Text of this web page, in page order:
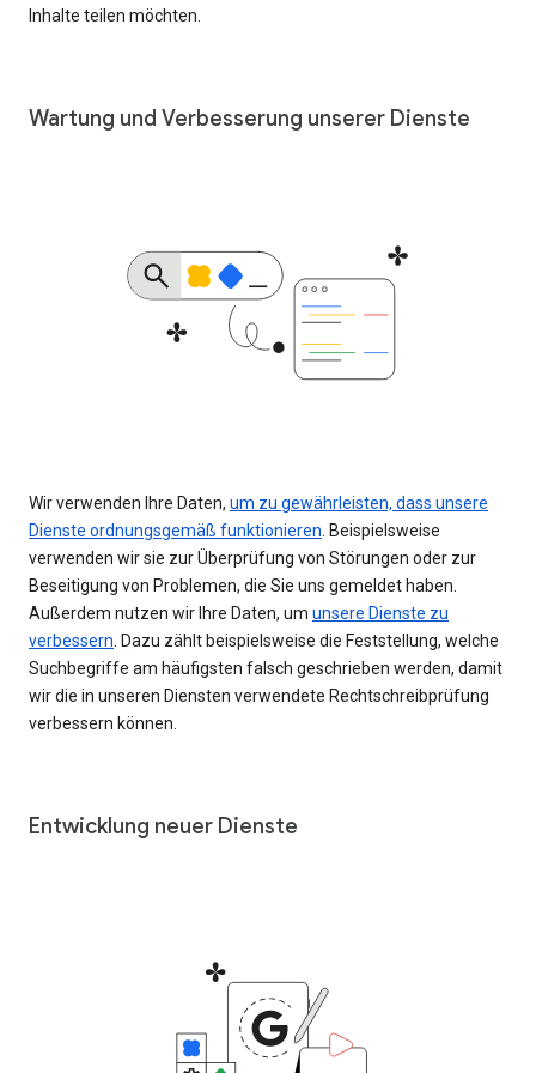
Inhalte teilen möchten.
Wartung und Verbesserung unserer Dienste
Wir verwenden Ihre Daten, um zu gewährleisten, dass unsere
Dienste ordnungsgemäß funktionieren . Beispielsweise
verwenden wir sie zur Überprüfung von Störungen oder zur
Beseitigung von Problemen, die Sie uns gemeldet haben.
Außerdem nutzen wir Ihre Daten, um unsere Dienste zu
verbessern . Dazu zählt beispielsweise die Feststellung, welche
Suchbegriffe am häufigsten falsch geschrieben werden, damit
wir die in unseren Diensten verwendete Rechtschreibprüfung
verbessern können.
Entwicklung neuer Dienste